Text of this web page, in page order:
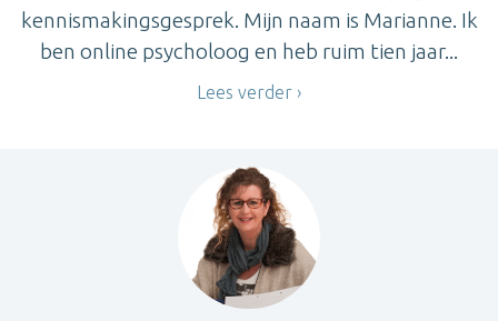
kennismakingsgesprek. Mijn naam is Marianne. Ik
ben online psycholoog en heb ruim tien jaar...
Lees verder